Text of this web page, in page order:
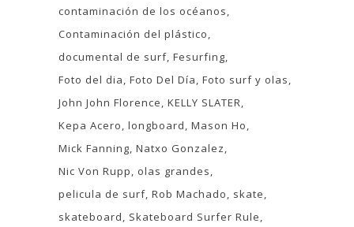
contaminación de los océanos
Contaminación del plástico
documental de surf Fesurfing
Foto del dia Foto Del Día Foto surf y olas
John John Florence KELLY SLATER
Kepa Acero longboard Mason Ho
Mick Fanning Natxo Gonzalez
Nic Von Rupp
olas grandes
pelicula de surf Rob Machado
skate
skateboard
Skateboard Surfer Rule